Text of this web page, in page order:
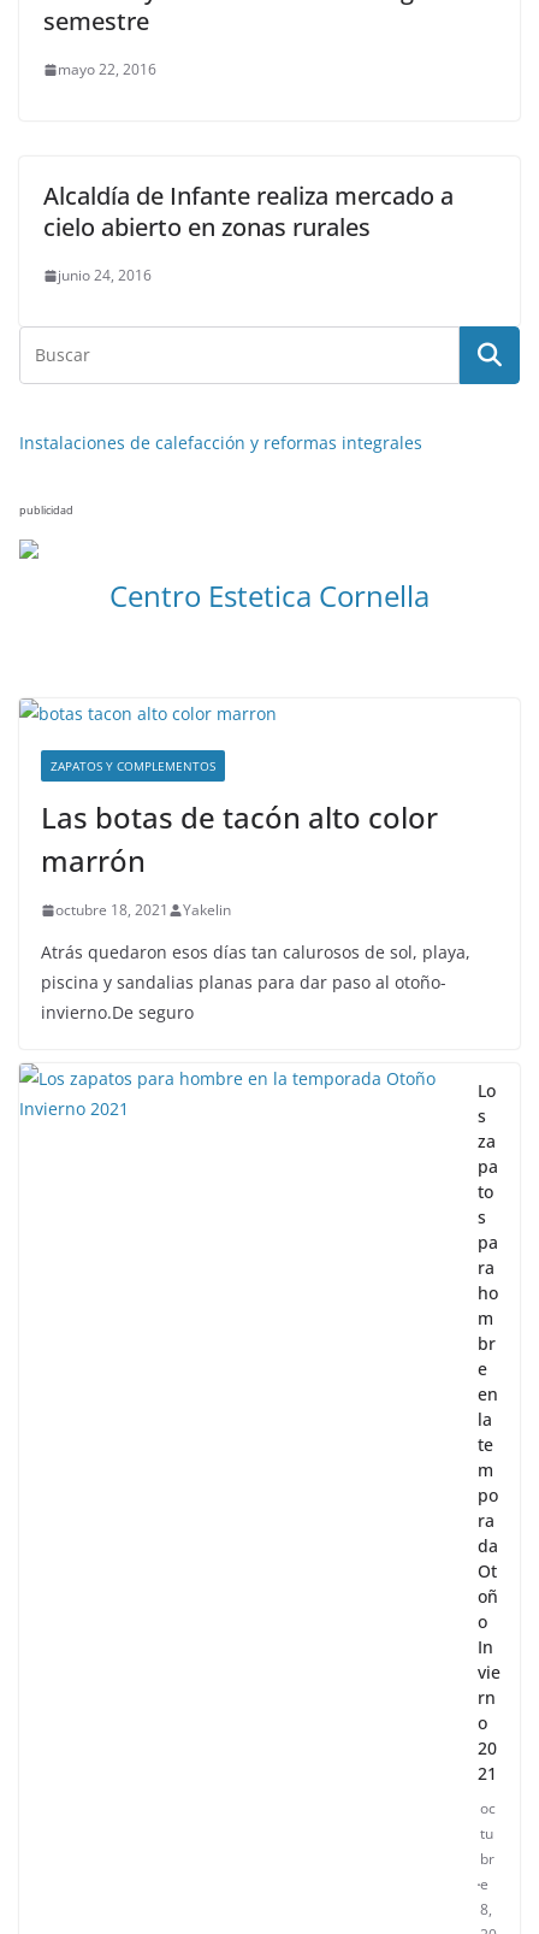
semestre
mayo 22, 2016
Alcaldía de Infante realiza mercado a
cielo abierto en zonas rurales
junio 24, 2016
Instalaciones de calefacción y reformas integrales
publicidad
Centro Estetica Cornella
ZAPATOS Y COMPLEMENTOS
Las botas de tacón alto color
marrón
octubre 18, 2021 Yakelin
Atrás quedaron esos días tan calurosos de sol, playa,
piscina y sandalias planas para dar paso al otoño-
invierno.De seguro
Lo
s
za
pa
to
s
pa
ra
ho
m
br
e
en
la
te
m
po
ra
da
Ot
oñ
o
In
vie
rn
o
20
21
oc
tu
br
e
8,